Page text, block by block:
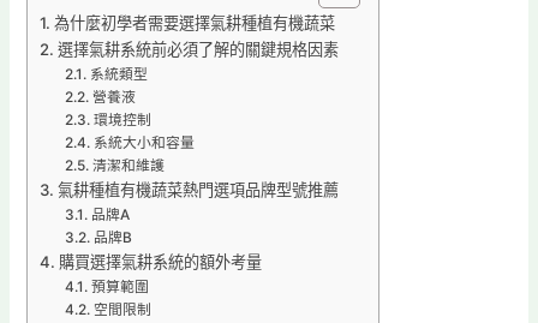
為什麼初學者需要選擇氣耕種植有機蔬菜
選擇氣耕系統前必須了解的關鍵規格因素
系統類型
營養液
環境控制
系統大小和容量
清潔和維護
氣耕種植有機蔬菜熱門選項品牌型號推薦
品牌A
品牌B
購買選擇氣耕系統的額外考量
預算範圍
空間限制